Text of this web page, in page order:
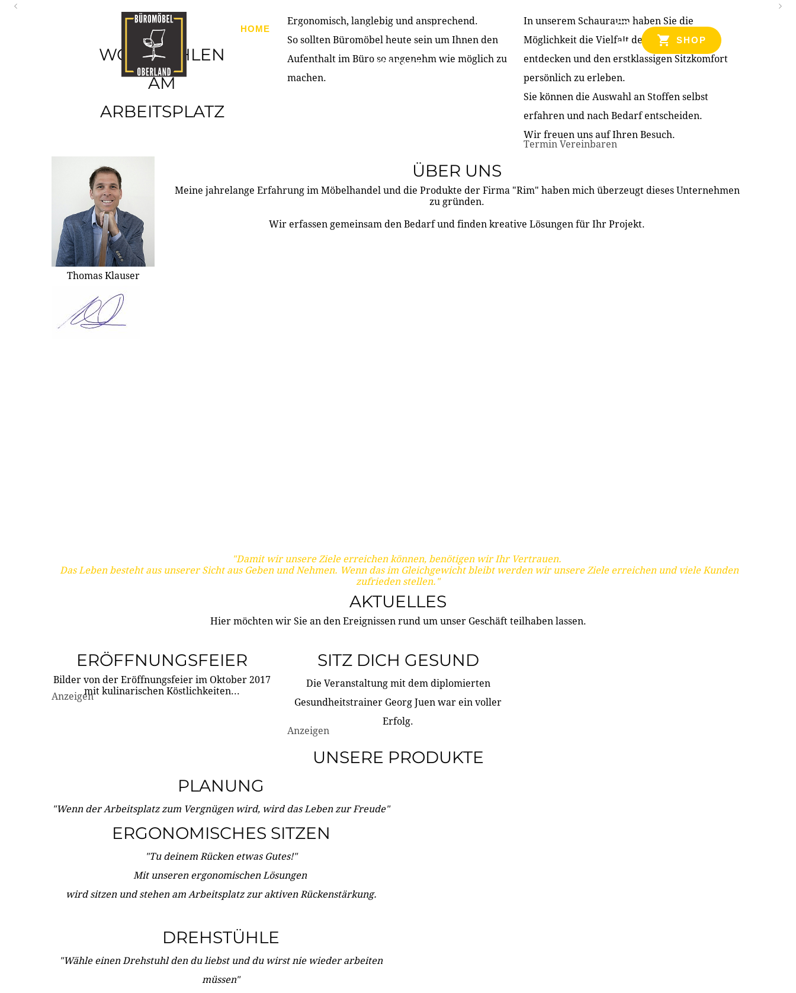
HOME PRODUKTE ÜBER UNS PARTNER & REFERENZEN
KONTAKT
SHOP
WOHLFÜHLEN
AM
ARBEITSPLATZ
Ergonomisch, langlebig und ansprechend.
So sollten Büromöbel heute sein um Ihnen den
Aufenthalt im Büro so angenehm wie möglich zu
machen.
In unserem Schauraum haben Sie die
Möglichkeit die Vielfalt der Produkte zu
entdecken und den erstklassigen Sitzkomfort
persönlich zu erleben.
Sie können die Auswahl an Stoffen selbst
erfahren und nach Bedarf entscheiden.
Wir freuen uns auf Ihren Besuch.
Termin Vereinbaren
Thomas Klauser
ÜBER UNS
Meine jahrelange Erfahrung im Möbelhandel und die Produkte der Firma "Rim" haben mich überzeugt dieses Unternehmen
zu gründen.
Wir erfassen gemeinsam den Bedarf und finden kreative Lösungen für Ihr Projekt.
"Damit wir unsere Ziele erreichen können, benötigen wir Ihr Vertrauen.
Das Leben besteht aus unserer Sicht aus Geben und Nehmen. Wenn das im Gleichgewicht bleibt werden wir unsere Ziele erreichen und viele Kunden
zufrieden stellen."
AKTUELLES
Hier möchten wir Sie an den Ereignissen rund um unser Geschäft teilhaben lassen.
ERÖFFNUNGSFEIER
Bilder von der Eröffnungsfeier im Oktober 2017
mit kulinarischen Köstlichkeiten...
Anzeigen
SITZ DICH GESUND
Die Veranstaltung mit dem diplomierten
Gesundheitstrainer Georg Juen war ein voller
Erfolg.
Anzeigen
UNSERE PRODUKTE
PLANUNG
"Wenn der Arbeitsplatz zum Vergnügen wird, wird das Leben zur Freude"
ERGONOMISCHES SITZEN
"Tu deinem Rücken etwas Gutes!"
Mit unseren ergonomischen Lösungen
wird sitzen und stehen am Arbeitsplatz zur aktiven Rückenstärkung.
DREHSTÜHLE
"Wähle einen Drehstuhl den du liebst und du wirst nie wieder arbeiten
müssen"